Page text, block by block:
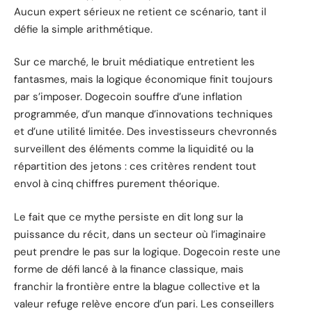
Aucun expert sérieux ne retient ce scénario, tant il
défie la simple arithmétique.
Sur ce marché, le bruit médiatique entretient les
fantasmes, mais la logique économique finit toujours
par s’imposer. Dogecoin souffre d’une inflation
programmée, d’un manque d’innovations techniques
et d’une utilité limitée. Des investisseurs chevronnés
surveillent des éléments comme la liquidité ou la
répartition des jetons : ces critères rendent tout
envol à cinq chiffres purement théorique.
Le fait que ce mythe persiste en dit long sur la
puissance du récit, dans un secteur où l’imaginaire
peut prendre le pas sur la logique. Dogecoin reste une
forme de défi lancé à la finance classique, mais
franchir la frontière entre la blague collective et la
valeur refuge relève encore d’un pari. Les conseillers